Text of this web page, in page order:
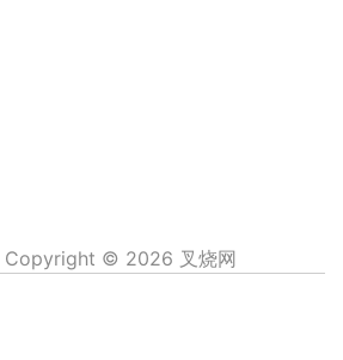
Copyright © 2026 叉烧网